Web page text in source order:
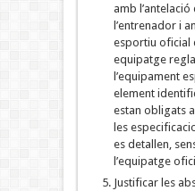
amb
l’entrenador i
esportiu oficial
equipatge
l’equipament
element
estan obligats
les
es detallen,
l’equipatge
Justificar les